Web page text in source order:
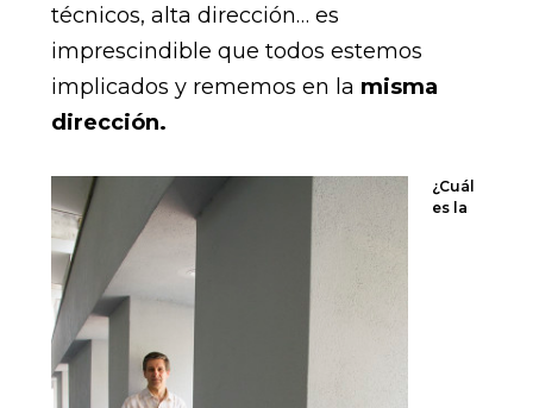
técnicos, alta dirección… es
imprescindible que todos estemos
implicados y rememos en la misma
dirección.
¿Cuál
es la